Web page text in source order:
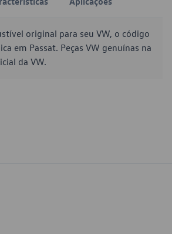
original para seu VW, o código
em Passat. Peças VW genuínas na
da VW.